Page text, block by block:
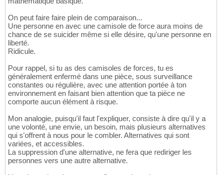
On peut faire faire plein de comparaison...
Une personne en avec une camisole de force aura moins de
chance de se suicider même si elle désire, qu'une personne en
liberté.
Ridicule.
Pour rappel, si tu as des camisoles de forces, tu es
généralement enfermé dans une pièce, sous surveillance
constantes ou régulière, avec une attention portée à ton
environnement en faisant bien attention que ta pièce ne
comporte aucun élément à risque.
Mon analogie, puisqu'il faut l'expliquer, consiste à dire qu'il y a
une volonté, une envie, un besoin, mais plusieurs alternatives
qui s'offrent à nous pour le combler. Alternatives qui sont
variées, et accessibles.
La suppression d'une alternative, ne fera que rediriger les
personnes vers une autre alternative.